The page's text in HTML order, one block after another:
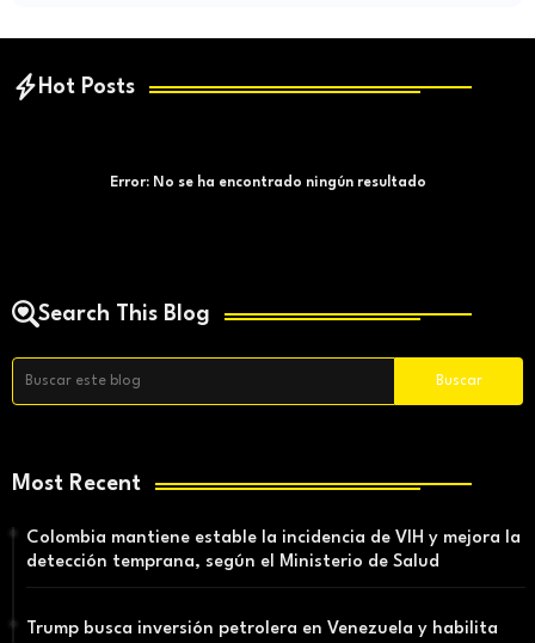
Hot Posts
Error:No se ha encontrado ningún resultado
Search This Blog
Most Recent
Colombia mantiene estable la incidencia de VIH y mejora la
detección temprana, según el Ministerio de Salud
Trump busca inversión petrolera en Venezuela y habilita